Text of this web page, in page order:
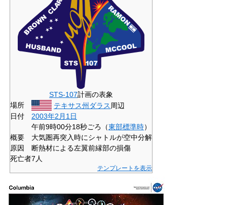
STS-107計画の表象
場所
テキサス州ダラス 周辺
日付
2003年2月1日
午前9時00分18秒ごろ（東部標準時）
概要
大気圏再突入時にシャトルが空中分解
原因
断熱材による左翼前縁部の損傷
死亡者7人
テンプレートを表示